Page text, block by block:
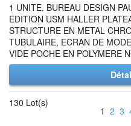
1 UNITE. BUREAU DESIGN
EDITION USM HALLER
STRUCTURE EN METAL
TUBULAIRE, ECRAN DE
VIDE POCHE EN POLYMERE
130 Lot(s)
1 2 3